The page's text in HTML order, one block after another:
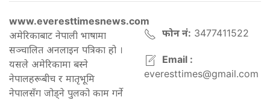
www.everesttimesnews.com
अमेरिकाबाट नेपाली भाषामा
सञ्चालित अनलाइन पत्रिका हो ।
यसले अमेरिकामा बस्ने
नेपालहरूबीच र मातृभूमि
नेपालसँग जोड्ने पुलको काम गर्ने
फोन नं: 3477411522
Email :
everesttimes@gmail.com